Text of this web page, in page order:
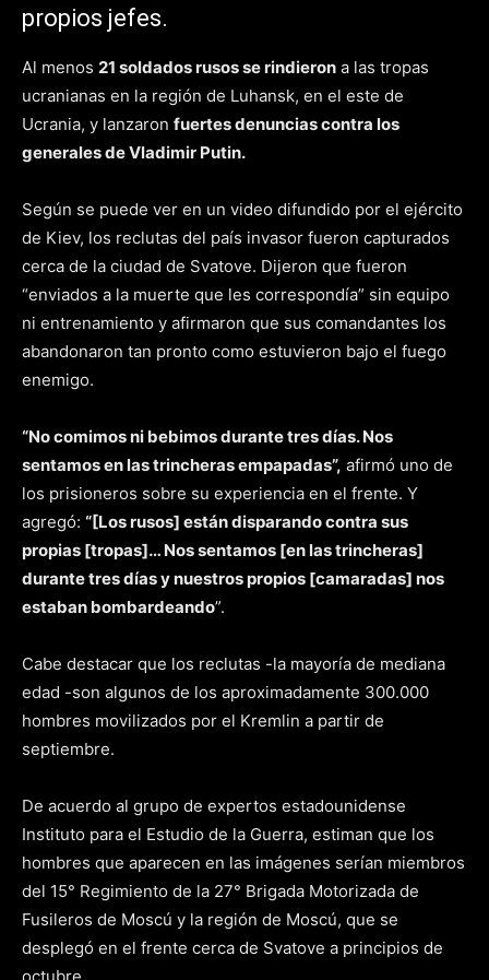
propios jefes.
Al menos 21 soldados rusos se rindieron a las tropas
ucranianas en la región de Luhansk, en el este de
Ucrania, y lanzaron fuertes denuncias contra los
generales de Vladimir Putin.
Según se puede ver en un video difundido por el ejército
de Kiev, los reclutas del país invasor fueron capturados
cerca de la ciudad de Svatove. Dijeron que fueron
“enviados a la muerte que les correspondía” sin equipo
ni entrenamiento y afirmaron que sus comandantes los
abandonaron tan pronto como estuvieron bajo el fuego
enemigo.
“No comimos ni bebimos durante tres días. Nos
sentamos en las trincheras empapadas”, afirmó uno de
los prisioneros sobre su experiencia en el frente. Y
agregó: “[Los rusos] están disparando contra sus
propias [tropas]… Nos sentamos [en las trincheras]
durante tres días y nuestros propios [camaradas] nos
estaban bombardeando”.
Cabe destacar que los reclutas -la mayoría de mediana
edad -son algunos de los aproximadamente 300.000
hombres movilizados por el Kremlin a partir de
septiembre.
De acuerdo al grupo de expertos estadounidense
Instituto para el Estudio de la Guerra, estiman que los
hombres que aparecen en las imágenes serían miembros
del 15° Regimiento de la 27° Brigada Motorizada de
Fusileros de Moscú y la región de Moscú, que se
desplegó en el frente cerca de Svatove a principios de